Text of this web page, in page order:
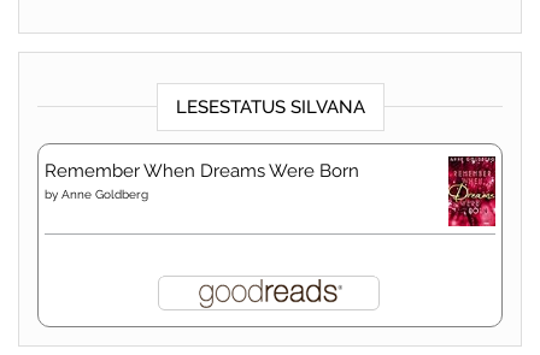
LESESTATUS SILVANA
Remember When Dreams Were Born
by Anne Goldberg